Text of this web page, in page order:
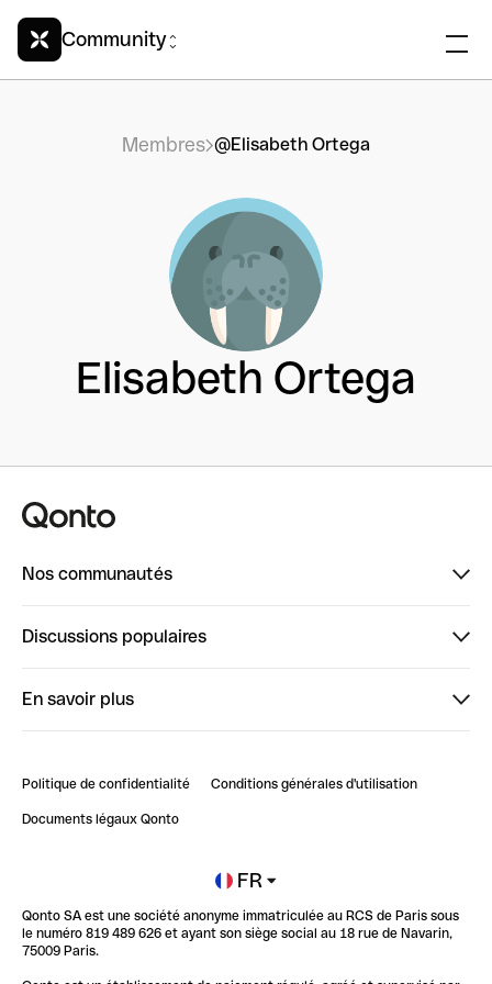
Community
Membres @Elisabeth Ortega
Elisabeth Ortega
Nos communautés
ClubQonto
Discussions populaires
Impact de l'IA sur les carrières/productivité
En savoir plus
Blog
Newsroom
Glossaire finance
Politique de confidentialité Conditions générales d'utilisation
Documents légaux Qonto
FR
Qonto SA est une société anonyme immatriculée au RCS de Paris sous
le numéro 819 489 626 et ayant son siège social au 18 rue de Navarin,
75009 Paris.